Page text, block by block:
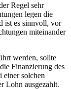
Regel sehr
legen die
ist es sinnvoll, vor
miteinander
werden, sollte
Finanzierung des
einer solchen
Lohn ausgezahlt.